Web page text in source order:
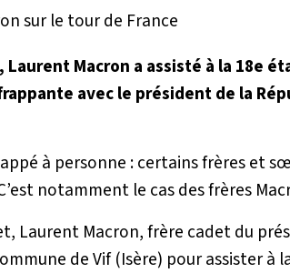
Macron a assisté à la 18e
avec le président de la
à personne : certains frères et
notamment le cas des frères
Laurent Macron, frère cadet du
de Vif (Isère) pour assister à